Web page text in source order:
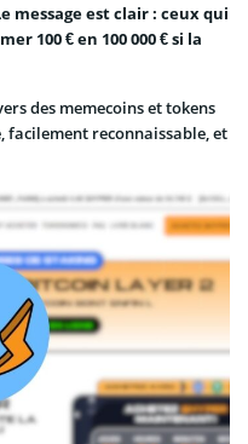
message est clair : ceux qui
100 € en 100 000 € si la
des memecoins et tokens
reconnaissable, et